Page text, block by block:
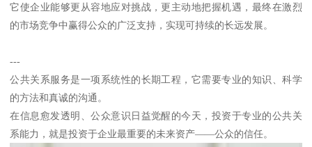
它使企业能够更从容地应对挑战，更主动地把握机遇，最终在激烈
的市场竞争中赢得公众的广泛支持，实现可持续的长远发展。
---
公共关系服务是一项系统性的长期工程，它需要专业的知识、科学
的方法和真诚的沟通。
在信息愈发透明、公众意识日益觉醒的今天，投资于专业的公共关
系能力，就是投资于企业最重要的未来资产——公众的信任。